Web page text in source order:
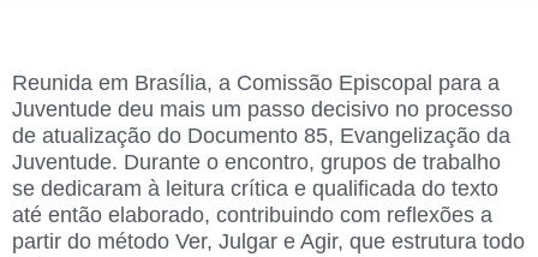
Reunida em Brasília, a Comissão Episcopal para a
Juventude deu mais um passo decisivo no processo
de atualização do Documento 85, Evangelização da
Juventude. Durante o encontro, grupos de trabalho
se dedicaram à leitura crítica e qualificada do texto
até então elaborado, contribuindo com reflexões a
partir do método Ver, Julgar e Agir, que estrutura todo